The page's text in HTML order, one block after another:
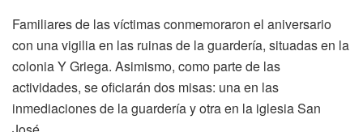
Familiares de las víctimas conmemoraron el aniversario
con una vigilia en las ruinas de la guardería, situadas en la
colonia Y Griega. Asimismo, como parte de las
actividades, se oficiarán dos misas: una en las
inmediaciones de la guardería y otra en la iglesia San